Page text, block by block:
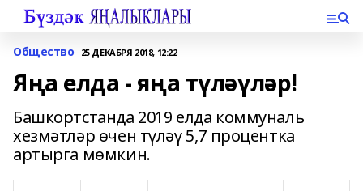
Общество 25 ДЕКАБРЯ 2018, 12:22
Яңа елда - яңа түләүләр!
Башкортстанда 2019 елда коммуналь
хезмәтләр өчен түләү 5,7 процентка
артырга мөмкин.